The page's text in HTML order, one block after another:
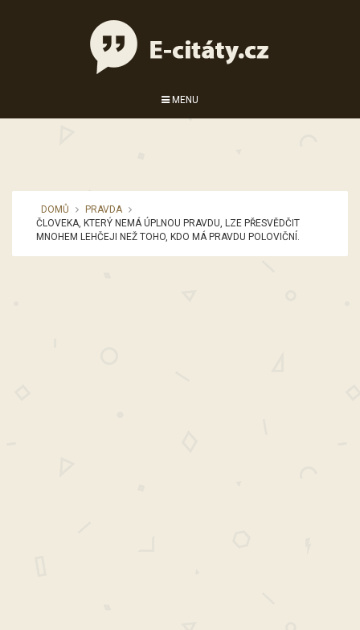
MENU
DOMŮ
PRAVDA
ČLOVEKA, KTERÝ NEMÁ ÚPLNOU PRAVDU, LZE PŘESVĚDČIT
MNOHEM LEHČEJI NEŽ TOHO, KDO MÁ PRAVDU POLOVIČNÍ.